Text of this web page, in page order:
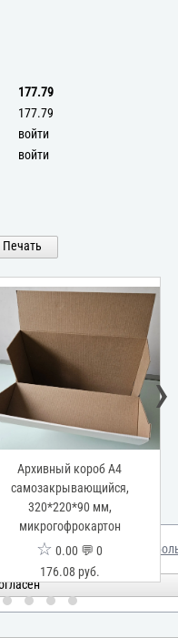
177.79
177.79
войти
войти
Печать
Архивный короб А4
самозакрывающийся,
320*220*90 мм,
микрогофрокартон
☆ 0.00 💬 0
176.08 руб.
›
вашего опыта. Узнать